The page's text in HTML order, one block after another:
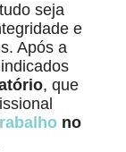
seja
e
Após a
, que
no